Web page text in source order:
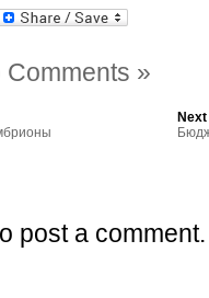
Comments »
post a comment.